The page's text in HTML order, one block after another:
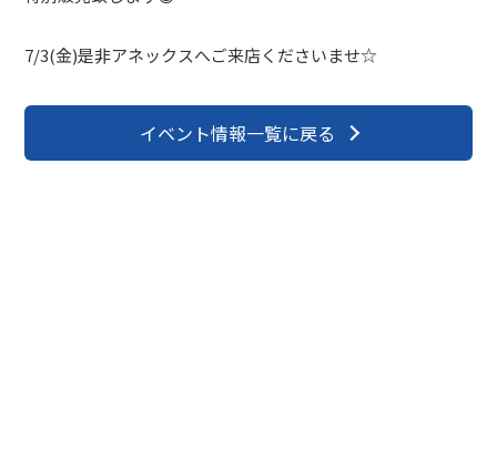
7/3(金)是非アネックスへご来店くださいませ☆
イベント情報一覧に戻る